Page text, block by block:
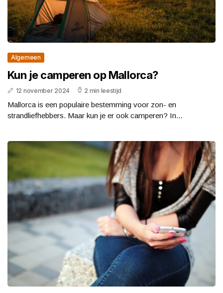
Algemeen
Kun je camperen op Mallorca?
12 november 2024 2 min leestijd
Mallorca is een populaire bestemming voor zon- en
strandliefhebbers. Maar kun je er ook camperen? In...